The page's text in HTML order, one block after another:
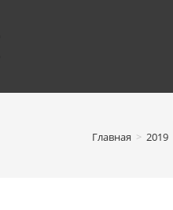
Главная > 2019